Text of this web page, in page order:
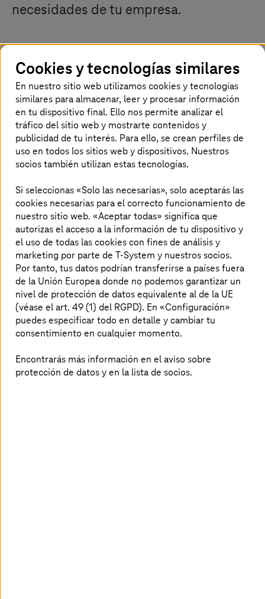
necesidades de tu empresa.
¡No te quedes sin el informe de Penteo
paraT-Systemsde mayo sobre los
integradores de servicios, descárgalo
aquí!
Descargar el informe
Metodología de éxito para su negocio
Cookies y tecnologías similares
En nuestro sitio web utilizamos cookies y tecnologías
similares para almacenar, leer y procesar información
en tu dispositivo final. Ello nos permite analizar el
tráfico del sitio web y mostrarte contenidos y
publicidad de tu interés. Para ello, se crean perfiles de
uso en todos los sitios web y dispositivos. Nuestros
socios también utilizan estas tecnologías.
Si seleccionas «Solo las necesarias», solo aceptarás las
cookies necesarias para el correcto funcionamiento de
nuestro sitio web. «Aceptar todas» significa que
autorizas el acceso a la información de tu dispositivo y
el uso de todas las cookies con fines de análisis y
marketing por parte de T-System y nuestros socios.
Por tanto, tus datos podrían transferirse a países fuera
de la Unión Europea donde no podemos garantizar un
nivel de protección de datos equivalente al de la UE
(véase el art. 49 (1) del RGPD). En «Configuración»
puedes especificar todo en detalle y cambiar tu
consentimiento en cualquier momento.
Encontrarás más información en el aviso sobre
protección de datos y en la lista de socios.